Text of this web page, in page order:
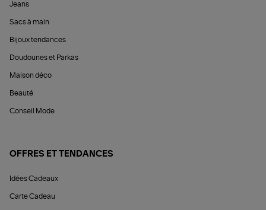
Jeans
Sacs à main
Bijoux tendances
Doudounes et Parkas
Maison déco
Beauté
Conseil Mode
OFFRES ET TENDANCES
Idées Cadeaux
Carte Cadeau